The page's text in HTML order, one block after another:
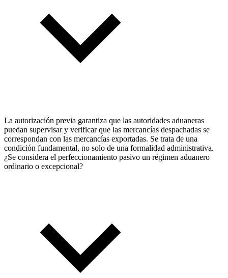
La autorización previa garantiza que las autoridades aduaneras
puedan supervisar y verificar que las mercancías despachadas se
correspondan con las mercancías exportadas. Se trata de una
condición fundamental, no solo de una formalidad administrativa.
¿Se considera el perfeccionamiento pasivo un régimen aduanero
ordinario o excepcional?